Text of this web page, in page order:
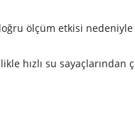
ölçüm etkisi nedeniyle
hızlı su sayaçlarından